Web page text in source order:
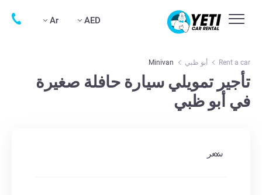
AED
Ar
Rent a car أبو ظبي Minivan
تأجير تمويلي سيارة حافلة صغيرة
في أبو ظبي
سعر